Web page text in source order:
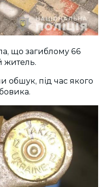
що загиблому 66
житель.
обшук, під час якого